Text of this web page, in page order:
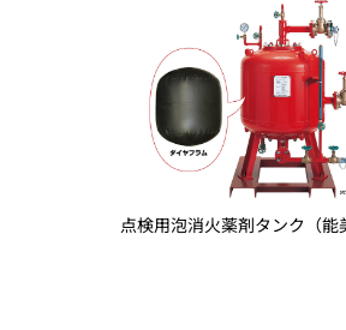
点検用泡消火薬剤タンク（能